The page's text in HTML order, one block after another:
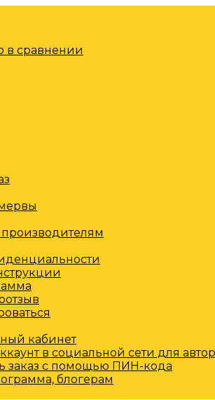
в сравнении
кабинет
в социальной сети для
заказ с помощью ПИН-кода
блогерам